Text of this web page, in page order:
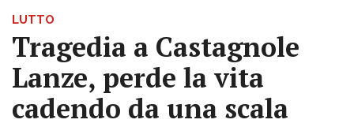
LUTTO
Tragedia a Castagnole
Lanze, perde la vita
cadendo da una scala